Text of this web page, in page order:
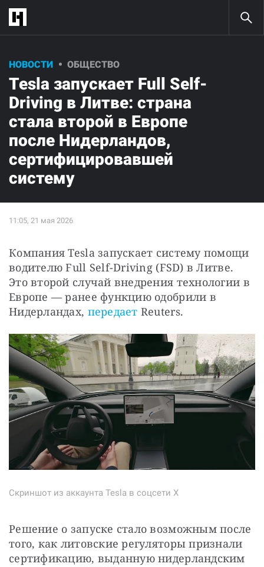
НОВОСТИ ОБЩЕСТВО
Tesla запускает Full Self-
Driving в Литве: страна
стала второй в Европе
после Нидерландов,
сертифицировавшей
систему
Компания Tesla запускает систему помощи
водителю Full Self-Driving (FSD) в Литве.
Это второй случай внедрения технологии в
Европе — ранее функцию одобрили в
Нидерландах, передает Reuters.
Скриншот из аккаунта Tesla в соцсети X
Решение о запуске стало возможным после
того, как литовские регуляторы признали
сертификацию, выданную нидерландским